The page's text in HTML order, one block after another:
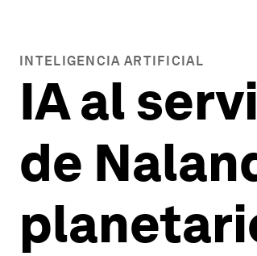
INTELIGENCIA ARTIFICIAL
IA al
de